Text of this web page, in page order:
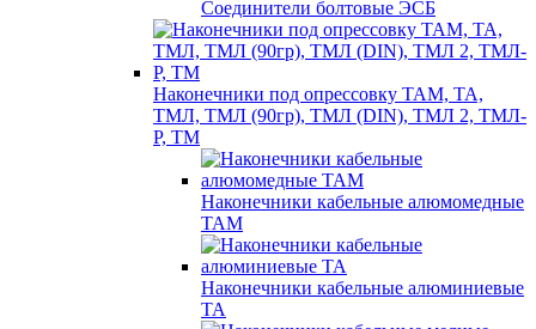
Соединители болтовые ЭСБ
Наконечники под опрессовку ТАМ, ТА,
ТМЛ, ТМЛ (90гр), ТМЛ (DIN), ТМЛ 2, ТМЛ-
Р, ТМ
Наконечники кабельные алюмомедные
ТАМ
Наконечники кабельные алюминиевые
ТА